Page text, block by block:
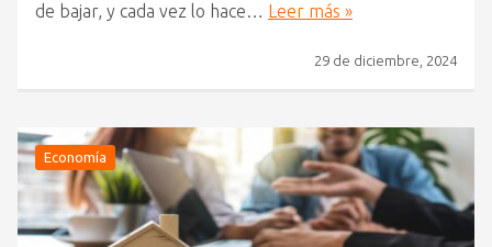
de bajar, y cada vez lo hace… Leer más »
29 de diciembre, 2024
Economía